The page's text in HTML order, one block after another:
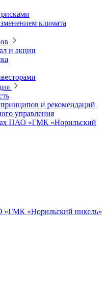
климата
и акции
и рекомендаций
управления
ПАО «ГМК «Норильский
«ГМК «Норильский никель»